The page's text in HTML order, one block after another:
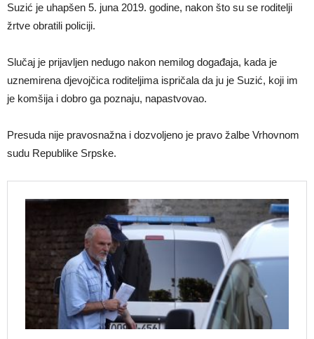
Suzić je uhapšen 5. juna 2019. godine, nakon što su se roditelji
žrtve obratili policiji.
Slučaj je prijavljen nedugo nakon nemilog događaja, kada je
uznemirena djevojčica roditeljima ispričala da ju je Suzić, koji im
je komšija i dobro ga poznaju, napastvovao.
Presuda nije pravosnažna i dozvoljeno je pravo žalbe Vrhovnom
sudu Republike Srpske.